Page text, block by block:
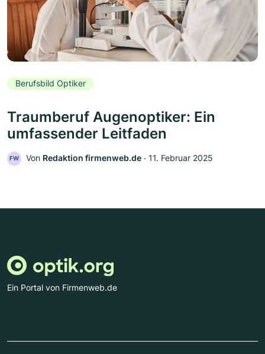
Berufsbild Optiker
Traumberuf Augenoptiker: Ein
umfassender Leitfaden
FW Von Redaktion firmenweb.de ‧ 11. Februar 2025
Ein Portal von Firmenweb.de